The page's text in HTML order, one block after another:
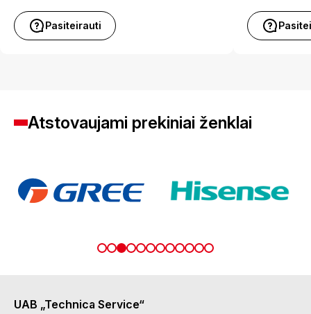
Pasiteirauti
Atstovaujami prekiniai ženklai
UAB „Technica Service“